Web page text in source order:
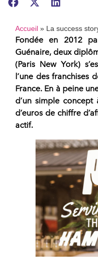
Accueil » La success
Fondée en 2012
Guénaire, deux
(Paris New York)
l’une des franchises
France. En à peine
d’un simple
d’euros de chiffre
actif.